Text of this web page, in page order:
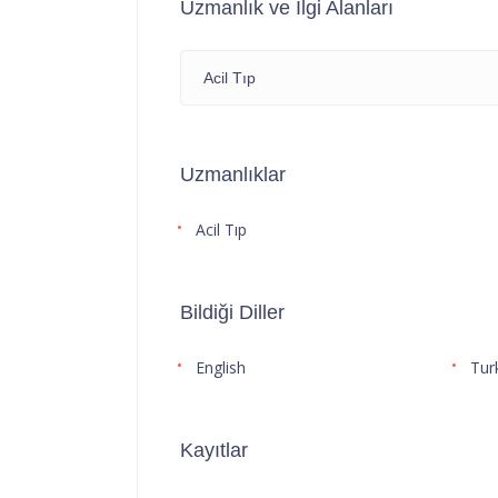
Uzmanlık ve İlgi Alanları
Acil Tıp
Uzmanlıklar
Acil Tıp
Bildiği Diller
English
Kayıtlar